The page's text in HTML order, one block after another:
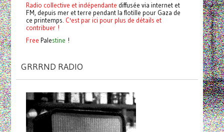
Radio collective et indépendante diffusée via internet et
FM, depuis mer et terre pendant la flotille pour Gaza de
ce printemps. C'est par ici pour plus de détails et
contribuer !
Free Palestine !
GRRRND RADIO